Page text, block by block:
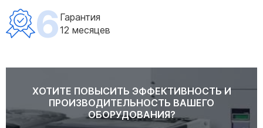
6 Гарантия
12 месяцев
ХОТИТЕ ПОВЫСИТЬ ЭФФЕКТИВНОСТЬ И
ПРОИЗВОДИТЕЛЬНОСТЬ ВАШЕГО
ОБОРУДОВАНИЯ?